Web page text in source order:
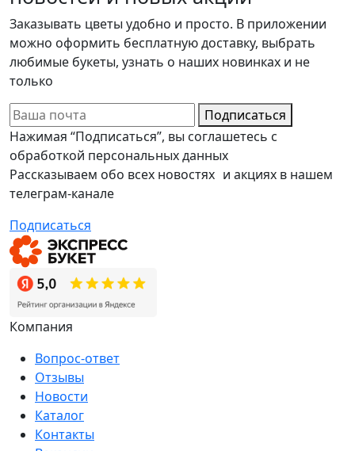
Заказывать цветы удобно и просто. В приложении
можно оформить бесплатную доставку, выбрать
любимые букеты, узнать о наших новинках и не
только
Подписаться
Нажимая “Подписаться”, вы соглашетесь с
обработкой персональных данных
Рассказываем обо всех новостях и акциях в нашем
телеграм-канале
Подписаться
Компания
Вопрос-ответ
Отзывы
Новости
Каталог
Контакты